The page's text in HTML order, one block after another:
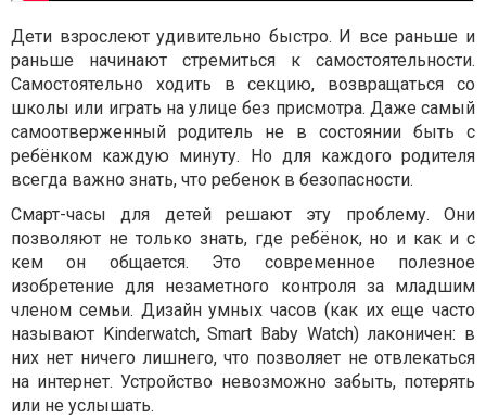
Дети взрослеют удивительно быстро. И все раньше и
раньше начинают стремиться к самостоятельности.
Самостоятельно ходить в секцию, возвращаться со
школы или играть на улице без присмотра. Даже самый
самоотверженный родитель не в состоянии быть с
ребёнком каждую минуту. Но для каждого родителя
всегда важно знать, что ребенок в безопасности.
Смарт-часы для детей решают эту проблему. Они
позволяют не только знать, где ребёнок, но и как и с
кем он общается. Это современное полезное
изобретение для незаметного контроля за младшим
членом семьи. Дизайн умных часов (как их еще часто
называют Kinderwatch, Smart Baby Watch) лаконичен: в
них нет ничего лишнего, что позволяет не отвлекаться
на интернет. Устройство невозможно забыть, потерять
или не услышать.